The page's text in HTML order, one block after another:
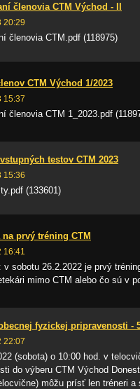
členovia CTM Východ - II
20:29
členovia CTM.pdf (118975)
CTM Východ 1/2023
15:37
členovia CTM 1_2023.pdf
testov CTM 2023
15:36
(133601)
na prvý tréning CTM
16:41
v sobotu 26.2.2022 je prvý
mimo CTM alebo čo sú v
fyzickej pripravenosti -
22:07
(sobota) o 10:00 hod. v
do výberu CTM Východ
môžu prísť len tréneri